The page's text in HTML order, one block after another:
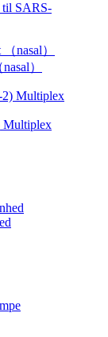
til SARS-
）
Multiplex